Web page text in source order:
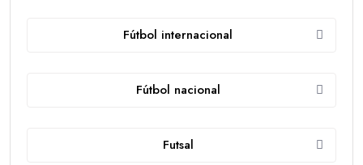
Fútbol internacional
Fútbol nacional
Futsal